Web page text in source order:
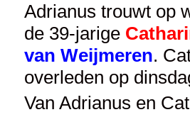
Adrianus trouwt op
de 39-jarige
van Weijmeren.
overleden op
Van Adrianus en